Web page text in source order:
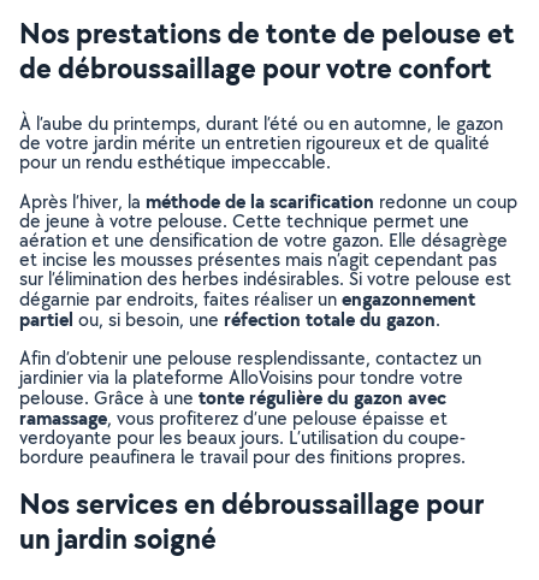
Nos prestations de tonte de pelouse et
de débroussaillage pour votre confort
À l’aube du printemps, durant l’été ou en automne, le gazon
de votre jardin mérite un entretien rigoureux et de qualité
pour un rendu esthétique impeccable.
Après l’hiver, la méthode de la scarification redonne un coup
de jeune à votre pelouse. Cette technique permet une
aération et une densification de votre gazon. Elle désagrège
et incise les mousses présentes mais n’agit cependant pas
sur l’élimination des herbes indésirables. Si votre pelouse est
dégarnie par endroits, faites réaliser unengazonnement
partiel ou, si besoin, une réfection totale du gazon.
Afin d’obtenir une pelouse resplendissante, contactez un
jardinier via la plateforme AlloVoisins pour tondre votre
pelouse. Grâce à une tonte régulière du gazon avec
ramassage, vous profiterez d’une pelouse épaisse et
verdoyante pour les beaux jours. L’utilisation du coupe-
bordure peaufinera le travail pour des finitions propres.
Nos services en débroussaillage pour
un jardin soigné